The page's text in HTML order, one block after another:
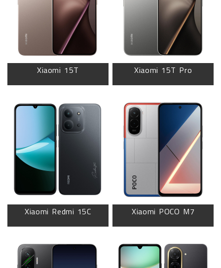
Xiaomi 15T Xiaomi 15T Pro
Xiaomi Redmi 15C Xiaomi POCO M7